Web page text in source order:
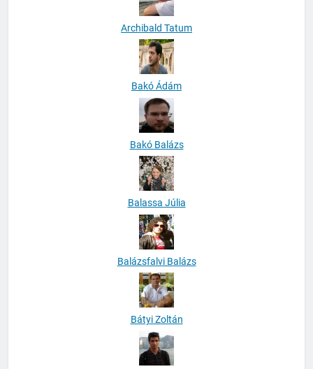
Archibald Tatum
Bakó Ádám
Bakó Balázs
Balassa Júlia
Balázsfalvi Balázs
Bátyi Zoltán